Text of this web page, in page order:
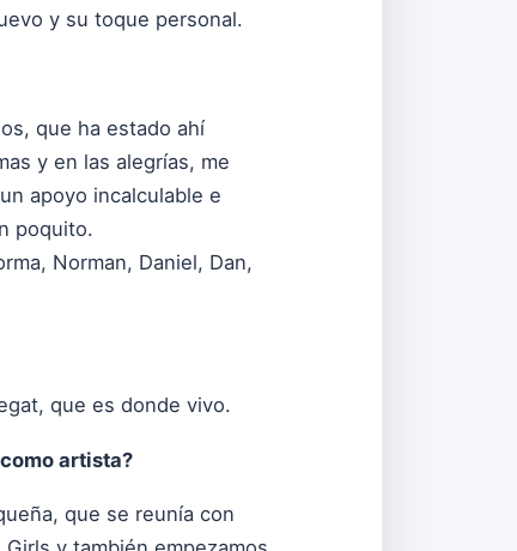
y su toque personal.
que ha estado ahí
y en las alegrías, me
apoyo incalculable e
poquito.
Norman, Daniel, Dan,
que es donde vivo.
artista?
que se reunía con